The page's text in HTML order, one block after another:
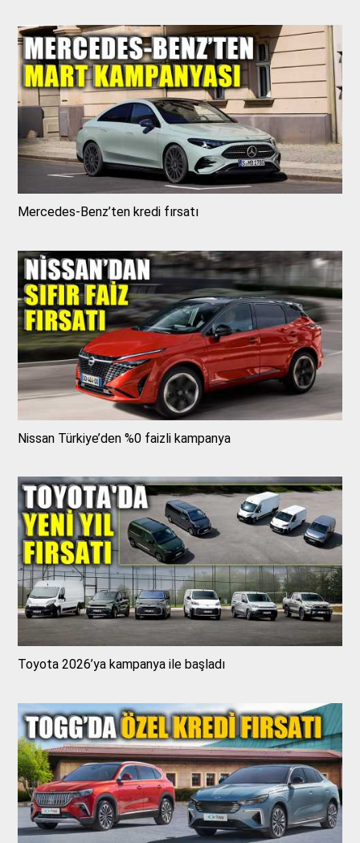
Mercedes-Benz’ten kredi fırsatı
Nissan Türkiye’den %0 faizli kampanya
Toyota 2026’ya kampanya ile başladı